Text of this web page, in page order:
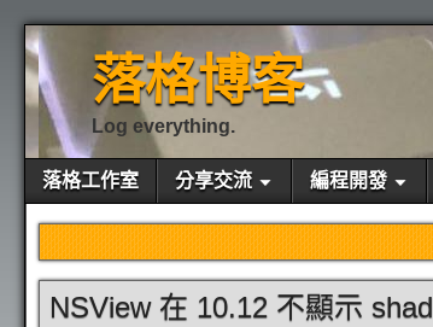
落格博客
Log everything.
落格工作室 分享交流 編程開發
NSView 在 10.12 不顯示